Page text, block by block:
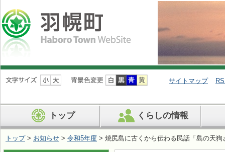
ナ
ビ
ン
を
サイトマップ
トップ くらしの情報
トップ> お知らせ > 令和5年度 > 焼尻島に古くから伝わる民話「島の天